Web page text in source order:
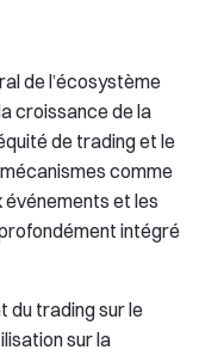
de l’écosystème
croissance de la
de trading et le
comme
et les
intégré
du trading sur le
sur la